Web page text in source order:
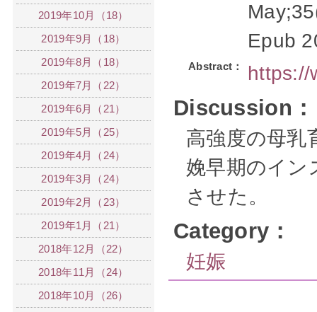
Epub
Abstract： https://
Discussion：
高強度の母乳
娩早期のイン
させた。
Category：
妊娠
2019年10月（18）
2019年9月（18）
2019年8月（18）
2019年7月（22）
2019年6月（21）
2019年5月（25）
2019年4月（24）
2019年3月（24）
2019年2月（23）
2019年1月（21）
2018年12月（22）
2018年11月（24）
2018年10月（26）